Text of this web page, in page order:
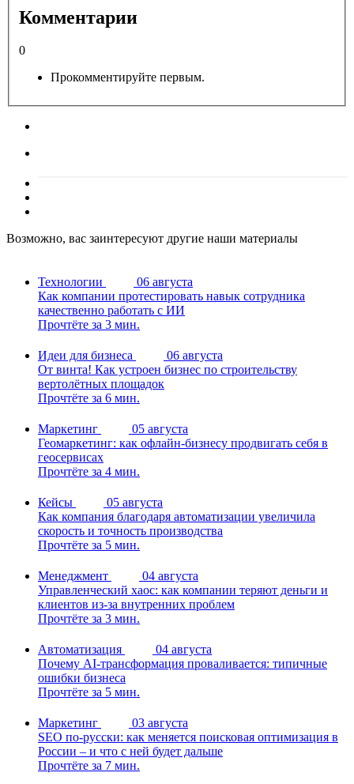
Комментарии
0
Прокомментируйте первым.
Возможно, вас заинтересуют другие наши материалы
Технологии
06 августа
Как компании протестировать навык сотрудника
качественно работать с ИИ
Прочтёте за 3 мин.
Идеи для бизнеса
06 августа
От винта! Как устроен бизнес по строительству
вертолётных площадок
Прочтёте за 6 мин.
Маркетинг
05 августа
Геомаркетинг: как офлайн-бизнесу продвигать себя в
геосервисах
Прочтёте за 4 мин.
Кейсы
05 августа
Как компания благодаря автоматизации увеличила
скорость и точность производства
Прочтёте за 5 мин.
Менеджмент
04 августа
Управленческий хаос: как компании теряют деньги и
клиентов из-за внутренних проблем
Прочтёте за 3 мин.
Автоматизация
04 августа
Почему AI-трансформация проваливается: типичные
ошибки бизнеса
Прочтёте за 5 мин.
Маркетинг
03 августа
SEO по-русски: как меняется поисковая оптимизация в
России – и что с ней будет дальше
Прочтёте за 7 мин.